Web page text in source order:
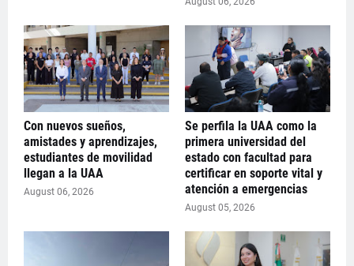
Con nuevos sueños,
amistades y aprendizajes,
estudiantes de movilidad
llegan a la UAA
August 06, 2026
Se perfila la UAA como la
primera universidad del
estado con facultad para
certificar en soporte vital y
atención a emergencias
August 05, 2026